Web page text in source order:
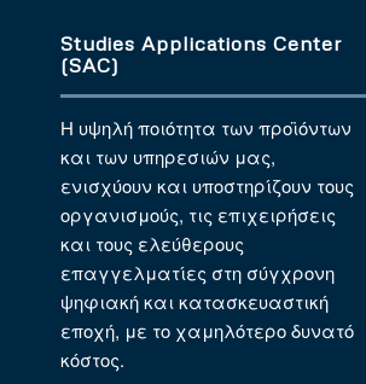
Studies Applications Center
(SAC)
Η υψηλή ποιότητα των προϊόντων
και των υπηρεσιών μας,
ενισχύουν και υποστηρίζουν τους
οργανισμούς, τις επιχειρήσεις
και τους ελεύθερους
επαγγελματίες στη σύγχρονη
ψηφιακή και κατασκευαστική
εποχή, με το χαμηλότερο δυνατό
κόστος.